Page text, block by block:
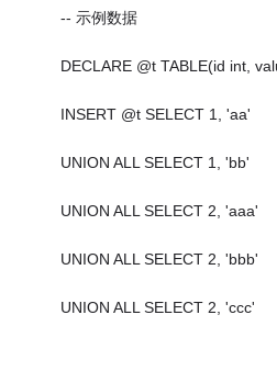
-- 示例数据
DECLARE @t TABLE(id int,
INSERT @t SELECT 1, 'aa'
UNION ALL SELECT 1, 'bb'
UNION ALL SELECT 2, 'aaa'
UNION ALL SELECT 2, 'bbb'
UNION ALL SELECT 2, 'ccc'